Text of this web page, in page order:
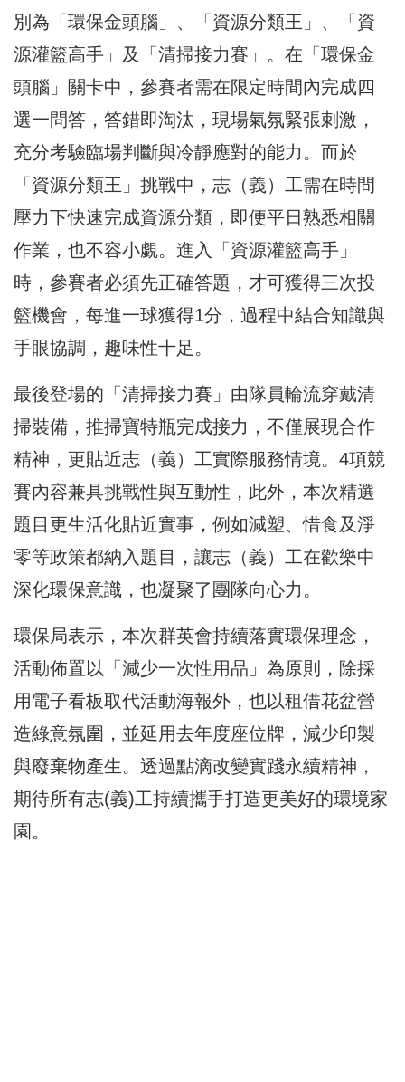
別為「環保金頭腦」、「資源分類王」、「資
源灌籃高手」及「清掃接力賽」。在「環保金
頭腦」關卡中，參賽者需在限定時間內完成四
選一問答，答錯即淘汰，現場氣氛緊張刺激，
充分考驗臨場判斷與冷靜應對的能力。而於
「資源分類王」挑戰中，志（義）工需在時間
壓力下快速完成資源分類，即便平日熟悉相關
作業，也不容小覷。進入「資源灌籃高手」
時，參賽者必須先正確答題，才可獲得三次投
籃機會，每進一球獲得1分，過程中結合知識與
手眼協調，趣味性十足。
最後登場的「清掃接力賽」由隊員輪流穿戴清
掃裝備，推掃寶特瓶完成接力，不僅展現合作
精神，更貼近志（義）工實際服務情境。4項競
賽內容兼具挑戰性與互動性，此外，本次精選
題目更生活化貼近實事，例如減塑、惜食及淨
零等政策都納入題目，讓志（義）工在歡樂中
深化環保意識，也凝聚了團隊向心力。
環保局表示，本次群英會持續落實環保理念，
活動佈置以「減少一次性用品」為原則，除採
用電子看板取代活動海報外，也以租借花盆營
造綠意氛圍，並延用去年度座位牌，減少印製
與廢棄物產生。透過點滴改變實踐永續精神，
期待所有志(義)工持續攜手打造更美好的環境家
園。